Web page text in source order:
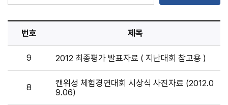
번호 제목
9 2012 최종평가 발표자료 ( 지난대회 참고용 )
8
캔위성 체험경연대회 시상식 사진자료 (2012.0
9.06)